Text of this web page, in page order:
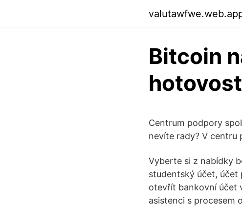
Bitcoin
Centrum podpory
nevíte rady? V centru
Vyberte si z nabídky
studentský účet, účet
otevřít bankovní účet
asistenci s procesem